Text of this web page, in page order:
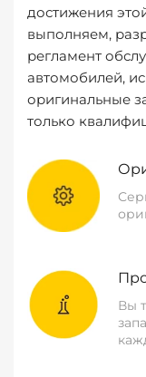
достижения
выполняем,
регламент
автомобилей,
оригинальные
только
Вы